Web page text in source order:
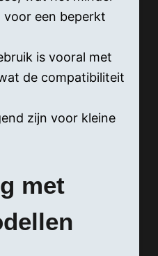
een beperkt
is vooral met
de compatibiliteit
zijn voor kleine
met